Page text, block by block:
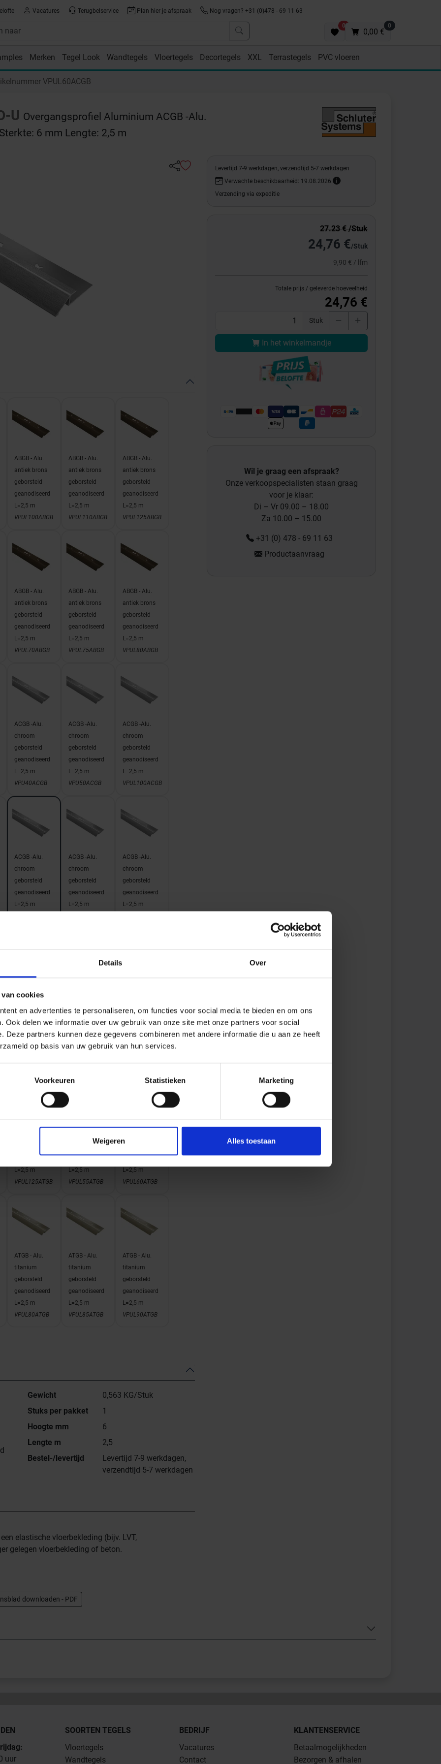
Details Over
van cookies
en advertenties te personaliseren, om functies voor social media te bieden en om ons
Ook delen we informatie over uw gebruik van onze site met onze partners voor social
Deze partners kunnen deze gegevens combineren met andere informatie die u aan ze heeft
op basis van uw gebruik van hun services.
Voorkeuren Statistieken Marketing
Weigeren Alles toestaan
Vacatures Terugbelservice Plan hier je afspraak Nog vragen? +31 (0)478 - 69 11 63
0 0
0,00 €
Merken Tegel Look Wandtegels Vloertegels Decortegels XXL Terrastegels PVC vloeren
VPUL60ACGB
U Overgangsprofiel Aluminium ACGB -Alu.
6 mm Lengte: 2,5 m
ABGB - Alu.
antiek brons
geborsteld
geanodiseerd
L=2,5 m
VPUL100ABGB
ABGB - Alu.
antiek brons
geborsteld
geanodiseerd
L=2,5 m
VPUL110ABGB
ABGB - Alu.
antiek brons
geborsteld
geanodiseerd
L=2,5 m
VPUL125ABGB
ABGB - Alu.
antiek brons
geborsteld
geanodiseerd
L=2,5 m
VPUL70ABGB
ABGB - Alu.
antiek brons
geborsteld
geanodiseerd
L=2,5 m
VPUL75ABGB
ABGB - Alu.
antiek brons
geborsteld
geanodiseerd
L=2,5 m
VPUL80ABGB
ACGB -Alu.
chroom
geborsteld
geanodiseerd
L=2,5 m
VPU40ACGB
ACGB -Alu.
chroom
geborsteld
geanodiseerd
L=2,5 m
VPU50ACGB
ACGB -Alu.
chroom
geborsteld
geanodiseerd
L=2,5 m
VPUL100ACGB
ACGB -Alu.
chroom
geborsteld
geanodiseerd
L=2,5 m
ACGB -Alu.
chroom
geborsteld
geanodiseerd
L=2,5 m
ACGB -Alu.
chroom
geborsteld
geanodiseerd
L=2,5 m
geborsteld
geanodiseerd
L=2,5 m
VPUL90ACGB
geborsteld
geanodiseerd
L=2,5 m
VPU30ATGB
geborsteld
geanodiseerd
L=2,5 m
VPU40ATGB
L=2,5 m
VPUL125ATGB
L=2,5 m
VPUL55ATGB
L=2,5 m
VPUL60ATGB
ATGB - Alu.
titanium
geborsteld
geanodiseerd
L=2,5 m
VPUL80ATGB
ATGB - Alu.
titanium
geborsteld
geanodiseerd
L=2,5 m
VPUL85ATGB
ATGB - Alu.
titanium
geborsteld
geanodiseerd
L=2,5 m
VPUL90ATGB
Gewicht
0,563 KG/Stuk
Stuks per pakket
1
Hoogte mm
6
Lengte m
2,5
Bestel-/levertijd
Levertijd 7-9 werkdagen,
verzendtijd 5-7 werkdagen
elastische vloerbekleding (bijv. LVT,
gelegen vloerbekleding of beton.
downloaden - PDF
Levertijd 7-9 werkdagen, verzendtijd 5-7 werkdagen
Verwachte beschikbaarheid: 19.08.2026
Verzending via expeditie
27.23 € /Stuk
24,76 €/Stuk
9,90 € / lfm
Totale prijs / geleverde hoeveelheid
24,76 €
Stuk
In het winkelmandje
Wil je graag een afspraak?
Onze verkoopspecialisten staan graag
voor je klaar:
Di – Vr 09.00 – 18.00
Za 10.00 – 15.00
+31 (0) 478 - 69 11 63
Productaanvraag
uur
SOORTEN TEGELS
Vloertegels
Wandtegels
BEDRIJF
Vacatures
Contact
KLANTENSERVICE
Betaalmogelijkheden
Bezorgen & afhalen